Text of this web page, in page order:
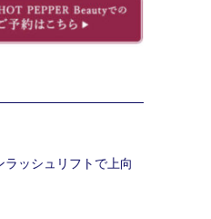
ラッシュリフトで上向